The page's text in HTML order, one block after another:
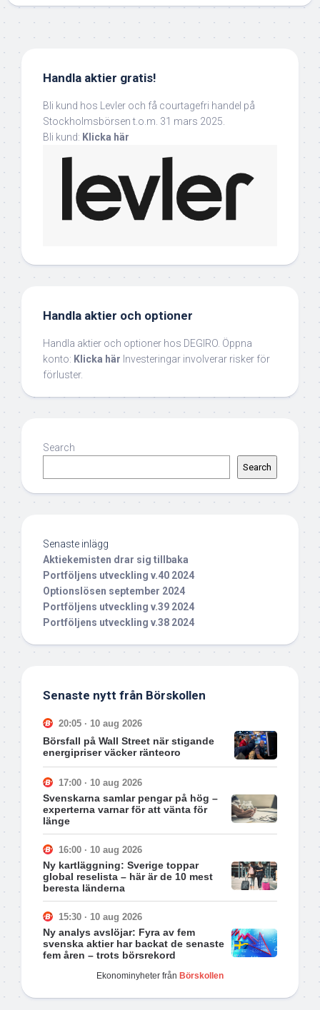
Handla aktier gratis!
Bli kund hos Levler och få courtagefri handel på
Stockholmsbörsen t.o.m. 31 mars 2025.
Bli kund: Klicka här
Handla aktier och optioner
Handla aktier och optioner hos DEGIRO. Öppna
konto: Klicka här Investeringar involverar risker för
förluster.
Search
Search
Senaste inlägg
Aktiekemisten drar sig tillbaka
Portföljens utveckling v.40 2024
Optionslösen september 2024
Portföljens utveckling v.39 2024
Portföljens utveckling v.38 2024
Senaste nytt från Börskollen
20:05 · 10 aug 2026
Börsfall på Wall Street när stigande
energipriser väcker ränteoro
17:00 · 10 aug 2026
Svenskarna samlar pengar på hög –
experterna varnar för att vänta för
länge
16:00 · 10 aug 2026
Ny kartläggning: Sverige toppar
global reselista – här är de 10 mest
beresta länderna
15:30 · 10 aug 2026
Ny analys avslöjar: Fyra av fem
svenska aktier har backat de senaste
fem åren – trots börsrekord
Ekonominyheter från Börskollen